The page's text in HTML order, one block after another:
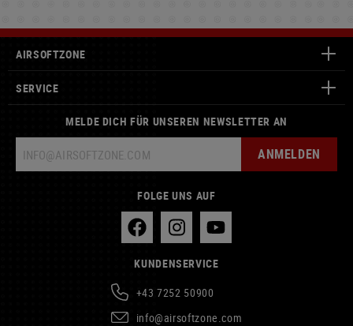
AIRSOFTZONE
SERVICE
MELDE DICH FÜR UNSEREN NEWSLETTER AN
ANMELDEN
FOLGE UNS AUF
KUNDENSERVICE
+43 7252 50900
info@airsoftzone.com